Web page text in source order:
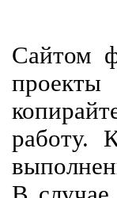
Сайтом
работу.